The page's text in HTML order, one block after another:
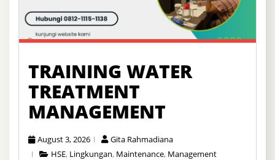
TRAINING WATER
TREATMENT
MANAGEMENT
August 3, 2026
Gita Rahmadiana
HSE, Lingkungan, Maintenance, Management